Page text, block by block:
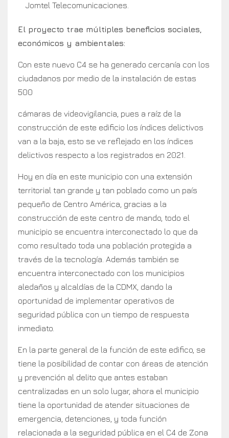
Jomtel Telecomunicaciones.
El proyecto trae múltiples beneficios sociales,
económicos y ambientales:
Con este nuevo C4 se ha generado cercanía con los
ciudadanos por medio de la instalación de estas
500
cámaras de videovigilancia, pues a raíz de la
construcción de este edificio los índices delictivos
van a la baja, esto se ve reflejado en los índices
delictivos respecto a los registrados en 2021.
Hoy en día en este municipio con una extensión
territorial tan grande y tan poblado como un país
pequeño de Centro América, gracias a la
construcción de este centro de mando, todo el
municipio se encuentra interconectado lo que da
como resultado toda una población protegida a
través de la tecnología. Además también se
encuentra interconectado con los municipios
aledaños y alcaldías de la CDMX, dando la
oportunidad de implementar operativos de
seguridad pública con un tiempo de respuesta
inmediato.
En la parte general de la función de este edifico, se
tiene la posibilidad de contar con áreas de atención
y prevención al delito que antes estaban
centralizadas en un solo lugar, ahora el municipio
tiene la oportunidad de atender situaciones de
emergencia, detenciones, y toda función
relacionada a la seguridad pública en el C4 de Zona